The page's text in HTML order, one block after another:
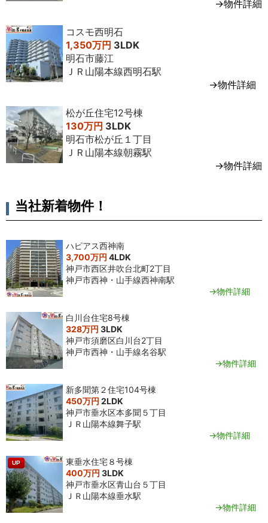
→物件詳細
コスモ西明石
1,350万円 3LDK
明石市藤江
ＪＲ山陽本線西明石駅
→物件詳細
松が丘住宅12号棟
130万円 3LDK
明石市松が丘１丁目
ＪＲ山陽本線朝霧駅
→物件詳細
当社新着物件！
ハピアス西神南
3,700万円 4LDK
神戸市西区井吹台北町2丁目
神戸市西神・山手線西神南駅
→物件詳細
白川台住宅8号棟
328万円 3LDK
神戸市須磨区白川台2丁目
神戸市西神・山手線名谷駅
→物件詳細
新多聞第２住宅104号棟
450万円 2LDK
神戸市垂水区本多聞５丁目
ＪＲ山陽本線舞子駅
→物件詳細
UP
東垂水住宅８号棟
400万円 3LDK
神戸市垂水区青山台５丁目
ＪＲ山陽本線垂水駅
→物件詳細